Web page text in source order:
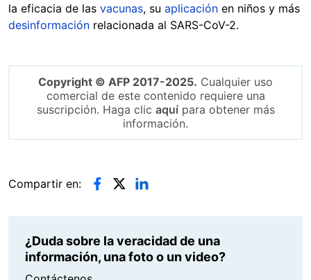
la eficacia de las vacunas, su aplicación en niños y más
desinformación relacionada al SARS-CoV-2.
Copyright © AFP 2017-2025. Cualquier uso
comercial de este contenido requiere una
suscripción. Haga clic aquípara obtener más
información.
Compartir en:
¿Duda sobre la veracidad de una
información, una foto o un video?